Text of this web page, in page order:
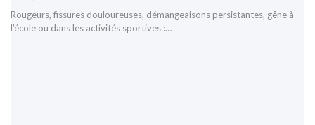
Rougeurs, fissures douloureuses, démangeaisons persistantes, gêne à
l’école ou dans les activités sportives :…